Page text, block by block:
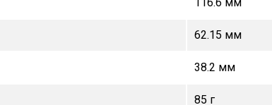
62.15 мм
38.2 мм
85 г